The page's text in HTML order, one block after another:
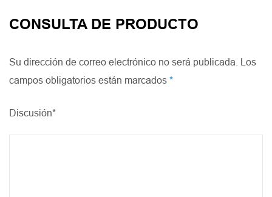
CONSULTA DE PRODUCTO
Su dirección de correo electrónico no será publicada. Los
campos obligatorios están marcados *
Discusión*